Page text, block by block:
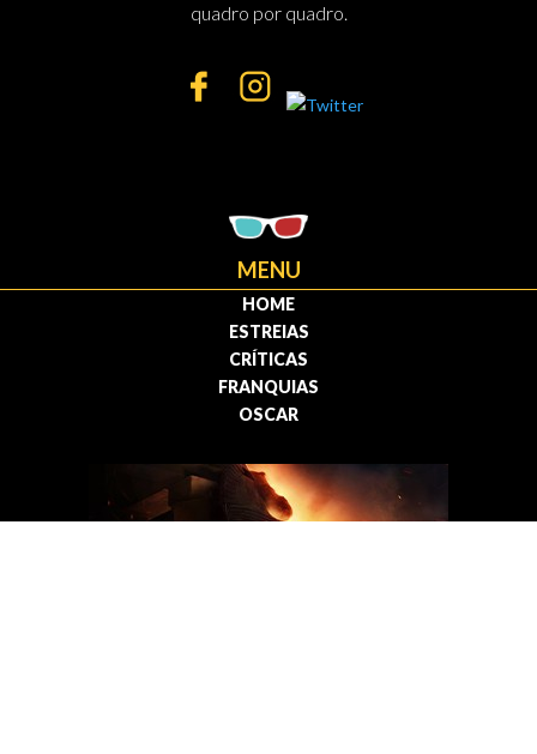
quadro por quadro.
MENU
HOME
ESTREIAS
CRÍTICAS
FRANQUIAS
OSCAR